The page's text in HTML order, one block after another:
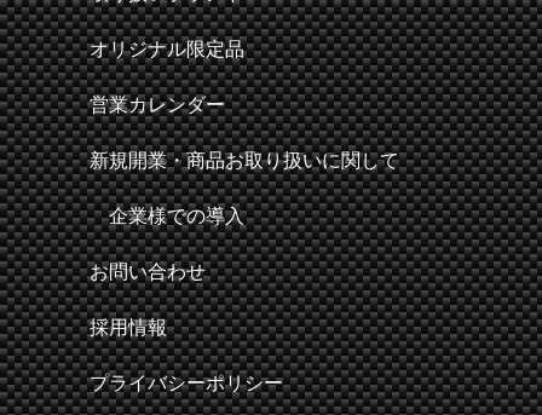
オリジナル限定品
営業カレンダー
新規開業・商品お取り扱いに関して
企業様での導入
お問い合わせ
採用情報
プライバシーポリシー